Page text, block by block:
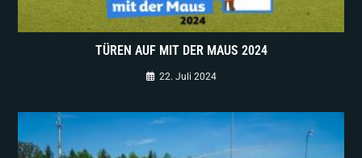
TÜREN AUF MIT DER MAUS 2024
22. Juli 2024